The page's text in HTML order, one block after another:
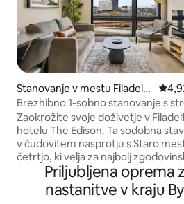
Stanovanje v mestu Filadelfij
a
Brezhibno 1-sobno stanovanje s
teraso|Staro mestno jedro|Razgled
Premium
Zaokrožite svoje doživetje v
hotelu The Edison. Ta sodobna
v čudovitem nasprotju s Staro
četrtjo, ki velja za najbolj
četrt v državi. Sprehodite se do
restavracij, trgovin, Dvorane
neodvisnosti, Zvona svobode,
Priljubljena oprema
nastanitve v kraju